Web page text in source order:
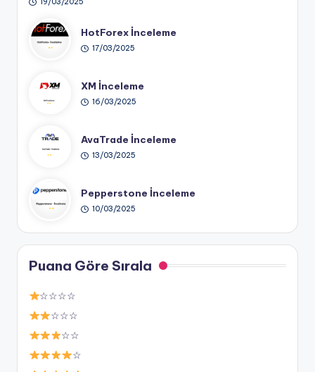
HotForex İnceleme
17/03/2025
XM İnceleme
16/03/2025
AvaTrade İnceleme
13/03/2025
Pepperstone İnceleme
10/03/2025
Puana Göre Sırala
☆☆☆☆
☆☆☆
☆☆
☆